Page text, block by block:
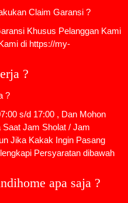
Claim Garansi ?
Khusus Pelanggan Kami
di https://my-
?
?
s/d 17:00 , Dan Mohon
Jam Sholat / Jam
Jika Kakak Ingin Pasang
Persyaratan dibawah
apa saja ?